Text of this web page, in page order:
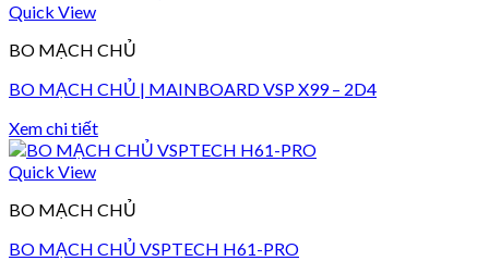
Quick View
BO MẠCH CHỦ
BO MẠCH CHỦ | MAINBOARD VSP X99 – 2D4
Xem chi tiết
Quick View
BO MẠCH CHỦ
BO MẠCH CHỦ VSPTECH H61-PRO